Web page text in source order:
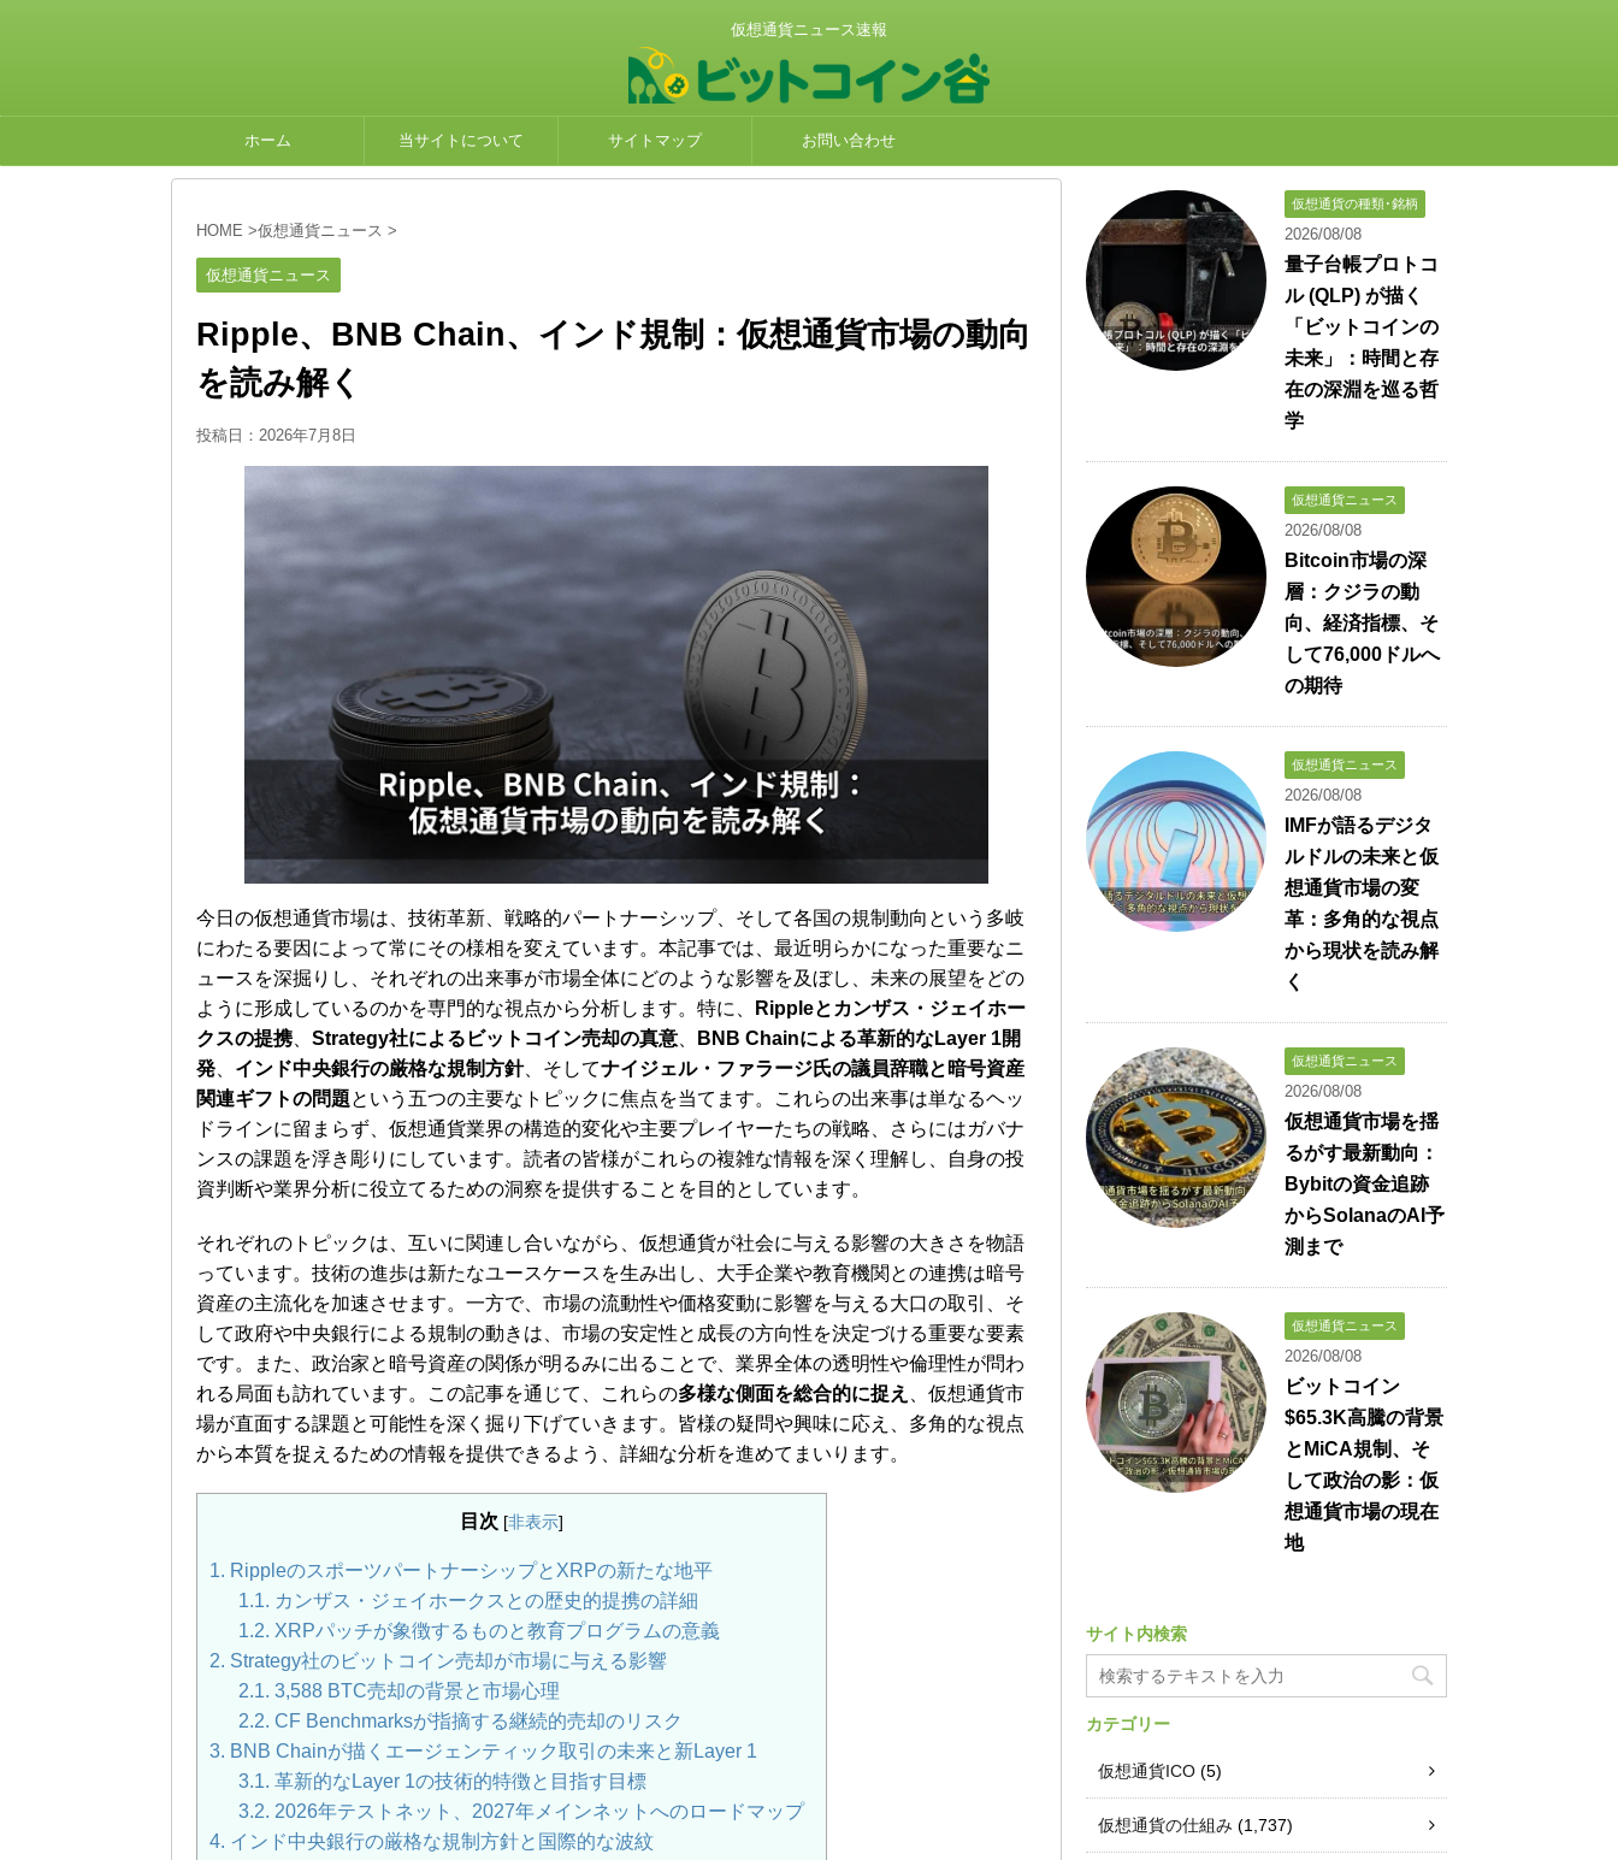
仮想通貨ニュース速報
ホーム 当サイトについて サイトマップ お問い合わせ
HOME >仮想通貨ニュース >
仮想通貨ニュース
Ripple、BNB Chain、インド規制：仮想通貨市場の動向
を読み解く
投稿日： 2026年7月8日
今日の仮想通貨市場は、技術革新、戦略的パートナーシップ、そして各国の規制動向という多岐
にわたる要因によって常にその様相を変えています。本記事では、最近明らかになった重要なニ
ュースを深掘りし、それぞれの出来事が市場全体にどのような影響を及ぼし、未来の展望をどの
ように形成しているのかを専門的な視点から分析します。特に、
Rippleとカンザス・ジェイホー
クスの提携、 Strategy社によるビットコイン売却の真意
BNB Chainによる革新的なLayer 1開
発
インド中央銀行の厳格な規制方針、そしてナイジェル・ファラージ氏の議員辞職と暗号資産
関連ギフトの問題という五つの主要なトピックに焦点を当てます。これらの出来事は単なるヘッ
ドラインに留まらず、仮想通貨業界の構造的変化や主要プレイヤーたちの戦略、さらにはガバナ
ンスの課題を浮き彫りにしています。読者の皆様がこれらの複雑な情報を深く理解し、自身の投
資判断や業界分析に役立てるための洞察を提供することを目的としています。
それぞれのトピックは、互いに関連し合いながら、仮想通貨が社会に与える影響の大きさを物語
っています。技術の進歩は新たなユースケースを生み出し、大手企業や教育機関との連携は暗号
資産の主流化を加速させます。一方で、市場の流動性や価格変動に影響を与える大口の取引、そ
して政府や中央銀行による規制の動きは、市場の安定性と成長の方向性を決定づける重要な要素
です。また、政治家と暗号資産の関係が明るみに出ることで、業界全体の透明性や倫理性が問わ
れる局面も訪れています。この記事を通じて、これらの多様な側面を総合的に捉え
、仮想通貨市
場が直面する課題と可能性を深く掘り下げていきます。皆様の疑問や興味に応え、多角的な視点
から本質を捉えるための情報を提供できるよう、詳細な分析を進めてまいります。
目次 [非表示]
1. RippleのスポーツパートナーシップとXRPの新たな地平
1.1. カンザス・ジェイホークスとの歴史的提携の詳細
1.2. XRPパッチが象徴するものと教育プログラムの意義
2. Strategy社のビットコイン売却が市場に与える影響
2.1. 3,588 BTC売却の背景と市場心理
2.2. CF Benchmarksが指摘する継続的売却のリスク
3. BNB Chainが描くエージェンティック取引の未来と新Layer 1
3.1. 革新的なLayer 1の技術的特徴と目指す目標
3.2. 2026年テストネット、2027年メインネットへのロードマップ
4. インド中央銀行の厳格な規制方針と国際的な波紋
仮想通貨の種類･銘柄
2026/08/08
量子台帳プロトコ
ル (QLP) が描く
「ビットコインの
未来」：時間と存
在の深淵を巡る哲
学
仮想通貨ニュース
2026/08/08
Bitcoin市場の深
層：クジラの動
向、経済指標、そ
して76,000ドルへ
の期待
仮想通貨ニュース
2026/08/08
IMFが語るデジタ
ルドルの未来と仮
想通貨市場の変
革：多角的な視点
から現状を読み解
く
仮想通貨ニュース
2026/08/08
仮想通貨市場を揺
るがす最新動向：
Bybitの資金追跡
からSolanaのAI予
測まで
仮想通貨ニュース
2026/08/08
ビットコイン
$65.3K高騰の背景
とMiCA規制、そ
して政治の影：仮
想通貨市場の現在
地
サイト内検索
カテゴリー
仮想通貨ICO (5)
仮想通貨の仕組み (1,737)